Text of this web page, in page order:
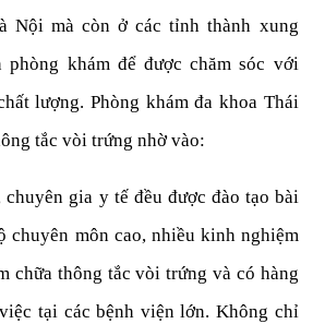
Nội mà còn ở các tỉnh thành xung
phòng khám để được chăm sóc với
lượng. Phòng khám đa khoa Thái
tắc vòi trứng nhờ vào:
gia y tế đều được đào tạo bài
chuyên môn cao, nhiều kinh nghiệm
chữa thông tắc vòi trứng và có hàng
tại các bệnh viện lớn. Không chỉ